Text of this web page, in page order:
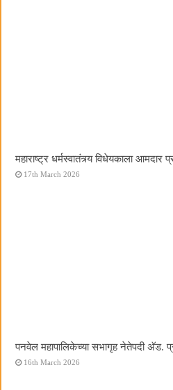
महाराष्ट्र धर्मस्वातंत्र्य विधेयकाला आमदार
17th March 2026
पनवेल महापालिकेच्या सभागृह नेतेपदी अ‍ॅड.
16th March 2026